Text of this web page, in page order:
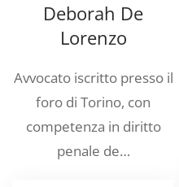
Deborah De
Lorenzo
Avvocato iscritto presso il
foro di Torino, con
competenza in diritto
penale de…